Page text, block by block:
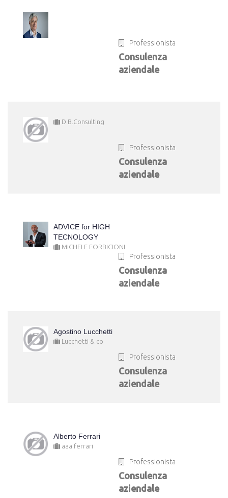
Professionista
Consulenza
aziendale
D.B.Consulting
Professionista
Consulenza
aziendale
ADVICE for HIGH
TECNOLOGY
MICHELE FORBICIONI
Professionista
Consulenza
aziendale
Agostino Lucchetti
Lucchetti & co
Professionista
Consulenza
aziendale
Alberto Ferrari
aaa.ferrari
Professionista
Consulenza
aziendale